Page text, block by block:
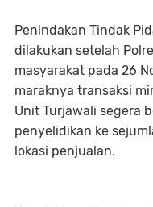
Penindakan Tindak
dilakukan setelah
masyarakat pada 26
maraknya transaksi
Unit Turjawali segera
penyelidikan ke
lokasi penjualan.